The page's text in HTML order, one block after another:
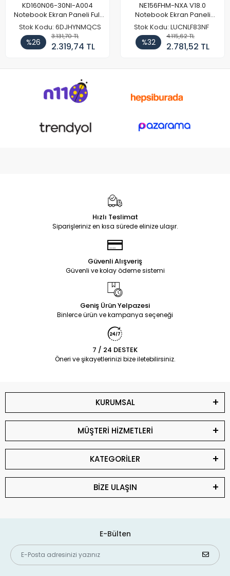
KD160N06-30NI-A004
Notebook Ekran Paneli Full
HD
Stok Kodu: 6DJHYNMQCS
%26
3.131,70 TL
2.319,74 TL
NE156FHM-NXA V18.0
Notebook Ekran Paneli
144Hz
Stok Kodu: LUCNLF83NF
%32
4.115,62 TL
2.781,52 TL
Hızlı Teslimat
Siparişleriniz en kısa sürede elinize ulaşır.
Güvenli Alışveriş
Güvenli ve kolay ödeme sistemi
Geniş Ürün Yelpazesi
Binlerce ürün ve kampanya seçeneği
7 / 24 DESTEK
Öneri ve şikayetlerinizi bize iletebilirsiniz.
KURUMSAL
MÜŞTERİ HİZMETLERİ
KATEGORİLER
BİZE ULAŞIN
E-Bülten